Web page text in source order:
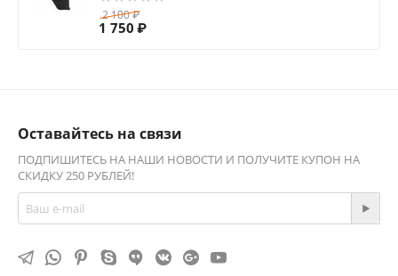
2 100₽
1 750 ₽
Оставайтесь на связи
ПОДПИШИТЕСЬ НА НАШИ НОВОСТИ И ПОЛУЧИТЕ КУПОН НА
СКИДКУ 250 РУБЛЕЙ!